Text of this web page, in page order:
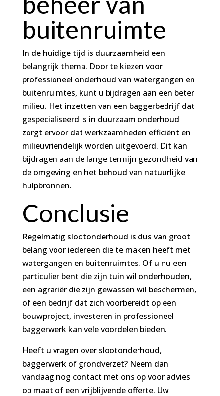
buitenruimte
In de huidige tijd is duurzaamheid een
belangrijk thema. Door te kiezen voor
professioneel onderhoud van watergangen en
buitenruimtes, kunt u bijdragen aan een beter
milieu. Het inzetten van een baggerbedrijf dat
gespecialiseerd is in duurzaam onderhoud
zorgt ervoor dat werkzaamheden efficiënt en
milieuvriendelijk worden uitgevoerd. Dit kan
bijdragen aan de lange termijn gezondheid van
de omgeving en het behoud van natuurlijke
hulpbronnen.
Conclusie
Regelmatig slootonderhoud is dus van groot
belang voor iedereen die te maken heeft met
watergangen en buitenruimtes. Of u nu een
particulier bent die zijn tuin wil onderhouden,
een agrariër die zijn gewassen wil beschermen,
of een bedrijf dat zich voorbereidt op een
bouwproject, investeren in professioneel
baggerwerk kan vele voordelen bieden.
Heeft u vragen over slootonderhoud,
baggerwerk of grondverzet? Neem dan
vandaag nog contact met ons op voor advies
op maat of een vrijblijvende offerte. Uw